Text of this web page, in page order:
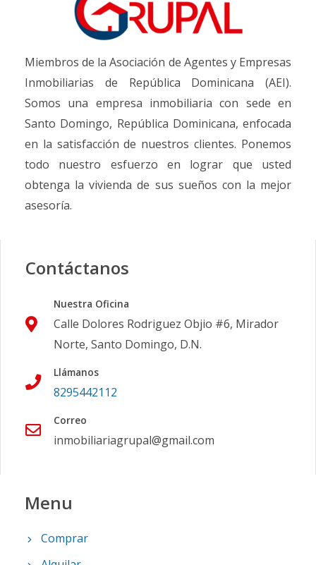
Miembros de la Asociación de Agentes y Empresas
Inmobiliarias de República Dominicana (AEI).
Somos una empresa inmobiliaria con sede en
Santo Domingo, República Dominicana, enfocada
en la satisfacción de nuestros clientes. Ponemos
todo nuestro esfuerzo en lograr que usted
obtenga la vivienda de sus sueños con la mejor
asesoría.
Contáctanos
Nuestra Oficina
Calle Dolores Rodriguez Objio #6, Mirador
Norte, Santo Domingo, D.N.
Llámanos
8295442112
Correo
inmobiliariagrupal@gmail.com
Menu
Comprar